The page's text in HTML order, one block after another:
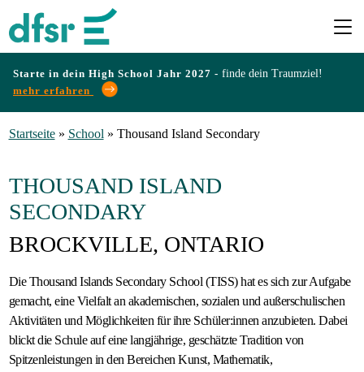
Starte in dein High School Jahr 2027 - finde dein Traumziel!
mehr erfahren
Programme
&
Erfahrungen
Preise
Startseite» School» Thousand Island Secondary
THOUSAND ISLAND
SECONDARY
BROCKVILLE, ONTARIO
Die Thousand Islands Secondary School (TISS) hat es sich zur Aufgabe
gemacht, eine Vielfalt an akademischen, sozialen und außerschulischen
Aktivitäten und Möglichkeiten für ihre Schüler:innen anzubieten. Dabei
blickt die Schule auf eine langjährige, geschätzte Tradition von
Spitzenleistungen in den Bereichen Kunst, Mathematik,